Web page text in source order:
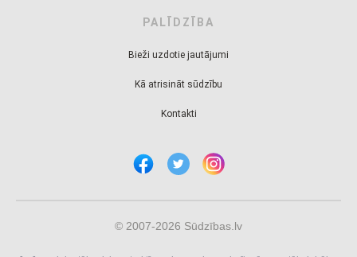
PALĪDZĪBA
Bieži uzdotie jautājumi
Kā atrisināt sūdzību
Kontakti
© 2007-2026 Sūdzības.lv